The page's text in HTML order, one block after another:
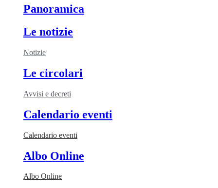
Panoramica
Le notizie
Notizie
Le circolari
Avvisi e decreti
Calendario eventi
Calendario eventi
Albo Online
Albo Online